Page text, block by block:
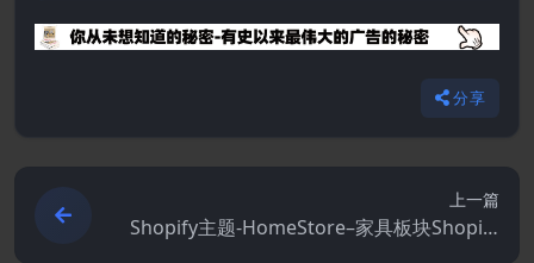
分享
上一篇
Shopify主题-HomeStore–家具板块Shopify